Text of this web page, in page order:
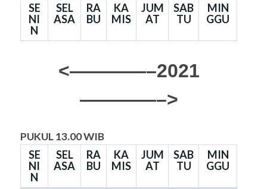
SE
NI
N
SEL
ASA
RA
BU
KA
MIS
JUM
AT
SAB
TU
MIN
GGU
<————–2021
————–>
PUKUL 13.00 WIB
SE
NI
N
SEL
ASA
RA
BU
KA
MIS
JUM
AT
SAB
TU
MIN
GGU